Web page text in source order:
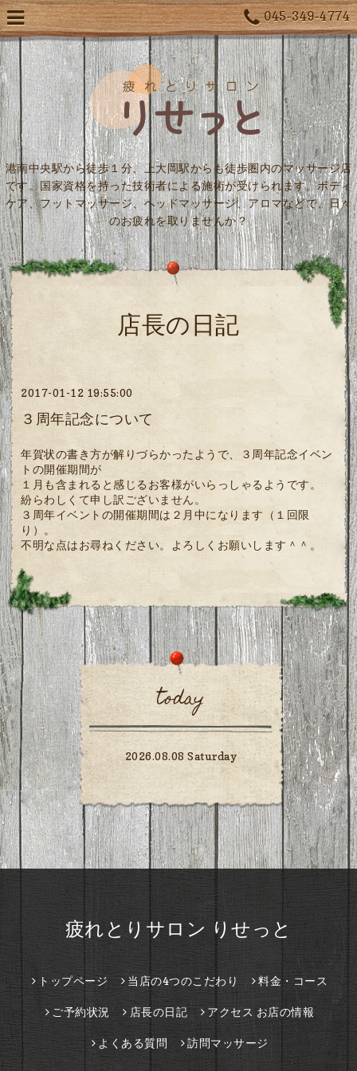
045-349-4774
港南中央駅から徒歩１分、上大岡駅からも徒歩圏内のマッサージ店
です。国家資格を持った技術者による施術が受けられます。ボディ
ケア、フットマッサージ、ヘッドマッサージ、アロマなどで、日々
のお疲れを取りませんか？
店長の日記
2017-01-12 19:55:00
３周年記念について
年賀状の書き方が解りづらかったようで、３周年記念イベン
トの開催期間が
１月も含まれると感じるお客様がいらっしゃるようです。
紛らわしくて申し訳ございません。
３周年イベントの開催期間は２月中になります（１回限
り）。
不明な点はお尋ねください。よろしくお願いします＾＾。
today
2026.08.08 Saturday
疲れとりサロン りせっと
トップページ 当店の4つのこだわり 料金・コース
ご予約状況 店長の日記 アクセス お店の情報
よくある質問 訪問マッサージ